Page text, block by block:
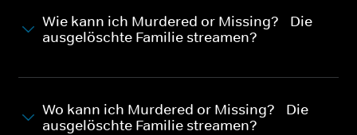
Wie kann ich Murdered or Missing? - Die
ausgelöschte Familie streamen?
Wo kann ich Murdered or Missing? - Die
ausgelöschte Familie streamen?